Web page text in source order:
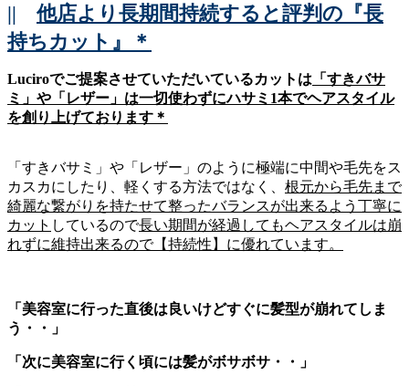
|| 他店より長期間持続すると評判の『長
持ちカット』＊
Luciroでご提案させていただいているカットは 「すきバサ
ミ」や「レザー」は一切使わずにハサミ1本でヘアスタイル
を創り上げております＊
「すきバサミ」や「レザー」のように極端に中間や毛先をス
カスカにしたり、軽くする方法ではなく、 根元から毛先まで
綺麗な繋がりを持たせて整ったバランスが出来るよう丁寧に
カット しているので長い期間が経過してもヘアスタイルは崩
れずに維持出来るので【持続性】に優れています。
「美容室に行った直後は良いけどすぐに髪型が崩れてしま
う・・」
「次に美容室に行く頃には髪がボサボサ・・」